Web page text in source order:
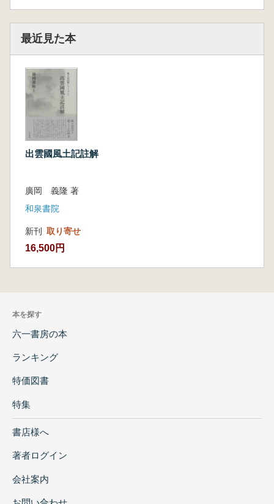
最近見た本
出雲國風土記註解
廣岡 義隆 著
和泉書院
新刊 取り寄せ
16,500円
本を探す
六一書房の本
ランキング
特価図書
特集
書店様へ
著者ログイン
会社案内